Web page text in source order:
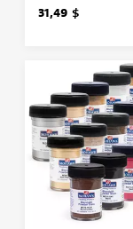
31,49 $